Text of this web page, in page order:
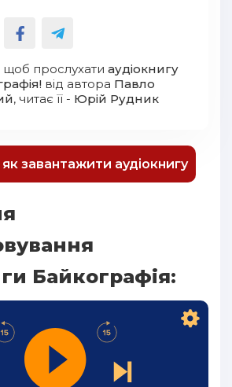
прослухати аудіокнигу
від автора Павло
, читає її - Юрiй Рудник
як завантажити аудіокнигу
Байкографія: